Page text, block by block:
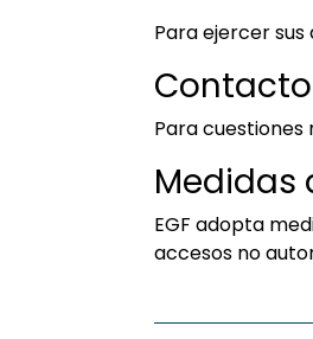
Para ejercer
Para
Medidas
EGF adopta
accesos no